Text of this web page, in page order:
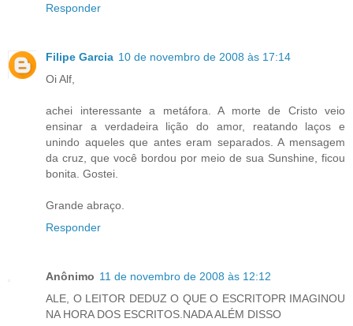
Responder
Filipe Garcia 10 de novembro de 2008 às 17:14
Oi Alf,
achei interessante a metáfora. A morte de Cristo veio
ensinar a verdadeira lição do amor, reatando laços e
unindo aqueles que antes eram separados. A mensagem
da cruz, que você bordou por meio de sua Sunshine, ficou
bonita. Gostei.
Grande abraço.
Responder
Anônimo 11 de novembro de 2008 às 12:12
ALE, O LEITOR DEDUZ O QUE O ESCRITOPR IMAGINOU
NA HORA DOS ESCRITOS.NADA ALÉM DISSO